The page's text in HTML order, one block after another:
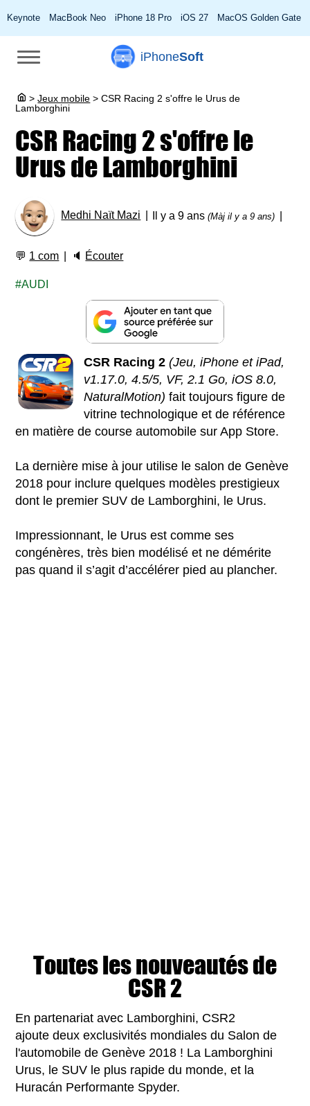
Keynote MacBook Neo iPhone 18 Pro iOS 27 MacOS Golden Gate
iPhoneSoft
> Jeux mobile > CSR Racing 2 s'offre le Urus de
Lamborghini
CSR Racing 2 s'offre le
Urus de Lamborghini
Medhi Naït Mazi Il y a 9 ans(Màj il y a 9 ans)
💬 1 com 🔈 Écouter
AUDI
CSR Racing 2 (Jeu, iPhone et iPad,
v1.17.0, 4.5/5, VF, 2.1 Go, iOS 8.0,
NaturalMotion)fait toujours figure de
vitrine technologique et de référence
en matière de course automobile sur App Store.
La dernière mise à jour utilise le salon de Genève
2018 pour inclure quelques modèles prestigieux
dont le premier SUV de Lamborghini, le Urus.
Impressionnant, le Urus est comme ses
congénères, très bien modélisé et ne démérite
pas quand il s’agit d’accélérer pied au plancher.
Toutes les nouveautés de
CSR 2
En partenariat avec Lamborghini, CSR2
ajoute deux exclusivités mondiales du Salon de
l'automobile de Genève 2018 ! La Lamborghini
Urus, le SUV le plus rapide du monde, et la
Huracán Performante Spyder.